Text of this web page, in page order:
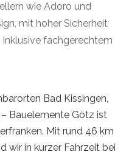
wie Adoro und
mit hoher Sicherheit
fachgerechtem
Bad Kissingen,
Bauelemente Götz ist
Mit rund 46 km
wir in kurzer Fahrzeit bei